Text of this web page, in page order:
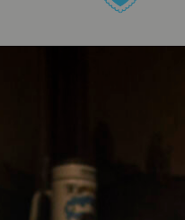
Nervenkitzel? Entdecken